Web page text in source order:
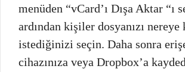
menüden “vCard’ı Dışa Aktar “ı
ardından kişiler dosyanızı
istediğinizi seçin. Daha sonra
cihazınıza veya Dropbox’a